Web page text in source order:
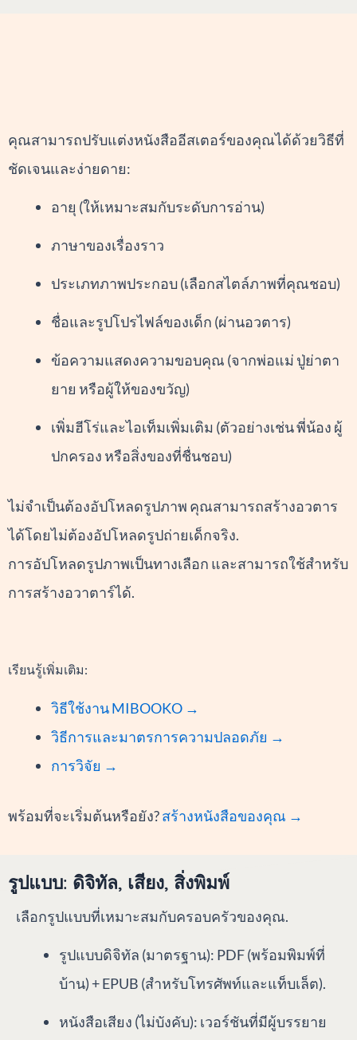
คุณสามารถปรับแต่งหนังสืออีสเตอร์ของคุณได้ด้วยวิธีที่
ชัดเจนและง่ายดาย:
อายุ (ให้เหมาะสมกับระดับการอ่าน)
ภาษาของเรื่องราว
ประเภทภาพประกอบ (เลือกสไตล์ภาพที่คุณชอบ)
ชื่อและรูปโปรไฟล์ของเด็ก (ผ่านอวตาร)
ข้อความแสดงความขอบคุณ (จากพ่อแม่ ปู่ย่าตา
ยาย หรือผู้ให้ของขวัญ)
เพิ่มฮีโร่และไอเท็มเพิ่มเติม (ตัวอย่างเช่น พี่น้อง ผู้
ปกครอง หรือสิ่งของที่ชื่นชอบ)
ไม่จำเป็นต้องอัปโหลดรูปภาพ คุณสามารถสร้างอวตาร
ได้โดยไม่ต้องอัปโหลดรูปถ่ายเด็กจริง.
การอัปโหลดรูปภาพเป็นทางเลือก และสามารถใช้สำหรับ
การสร้างอวาตาร์ได้.
เรียนรู้เพิ่มเติม:
วิธีใช้งาน MIBOOKO →
วิธีการและมาตรการความปลอดภัย →
การวิจัย →
พร้อมที่จะเริ่มต้นหรือยัง?สร้างหนังสือของคุณ →
รูปแบบ: ดิจิทัล, เสียง, สิ่งพิมพ์
เลือกรูปแบบที่เหมาะสมกับครอบครัวของคุณ.
รูปแบบดิจิทัล (มาตรฐาน): PDF (พร้อมพิมพ์ที่
บ้าน) + EPUB (สำหรับโทรศัพท์และแท็บเล็ต).
หนังสือเสียง (ไม่บังคับ): เวอร์ชันที่มีผู้บรรยาย